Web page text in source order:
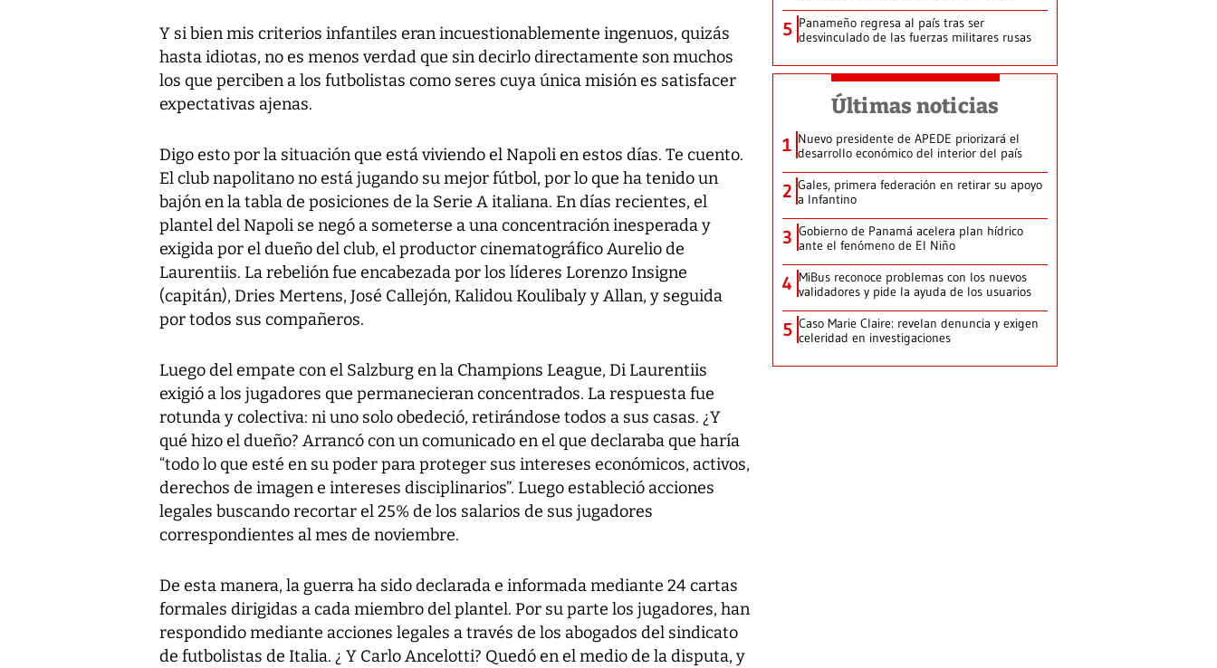
Y si bien mis criterios infantiles eran incuestionablemente ingenuos, quizás
hasta idiotas, no es menos verdad que sin decirlo directamente son muchos
los que perciben a los futbolistas como seres cuya única misión es satisfacer
expectativas ajenas.
Digo esto por la situación que está viviendo el Napoli en estos días. Te cuento.
El club napolitano no está jugando su mejor fútbol, por lo que ha tenido un
bajón en la tabla de posiciones de la Serie A italiana. En días recientes, el
plantel del Napoli se negó a someterse a una concentración inesperada y
exigida por el dueño del club, el productor cinematográfico Aurelio de
Laurentiis. La rebelión fue encabezada por los líderes Lorenzo Insigne
(capitán), Dries Mertens, José Callejón, Kalidou Koulibaly y Allan, y seguida
por todos sus compañeros.
Luego del empate con el Salzburg en la Champions League, Di Laurentiis
exigió a los jugadores que permanecieran concentrados. La respuesta fue
rotunda y colectiva: ni uno solo obedeció, retirándose todos a sus casas. ¿Y
qué hizo el dueño? Arrancó con un comunicado en el que declaraba que haría
“todo lo que esté en su poder para proteger sus intereses económicos, activos,
derechos de imagen e intereses disciplinarios”. Luego estableció acciones
legales buscando recortar el 25% de los salarios de sus jugadores
correspondientes al mes de noviembre.
De esta manera, la guerra ha sido declarada e informada mediante 24 cartas
formales dirigidas a cada miembro del plantel. Por su parte los jugadores, han
respondido mediante acciones legales a través de los abogados del sindicato
de futbolistas de Italia. ¿ Y Carlo Ancelotti? Quedó en el medio de la disputa, y
5 Panameño regresa al país tras ser
desvinculado de las fuerzas militares rusas
Últimas noticias
1 Nuevo presidente de APEDE priorizará el
desarrollo económico del interior del país
2 Gales, primera federación en retirar su apoyo
a Infantino
3 Gobierno de Panamá acelera plan hídrico
ante el fenómeno de El Niño
4 MiBus reconoce problemas con los nuevos
validadores y pide la ayuda de los usuarios
5 Caso Marie Claire: revelan denuncia y exigen
celeridad en investigaciones